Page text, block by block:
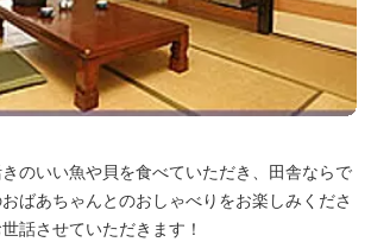
のいい魚や貝を食べていただき、田舎ならで
ばあちゃんとのおしゃべりをお楽しみくださ
話させていただきます！